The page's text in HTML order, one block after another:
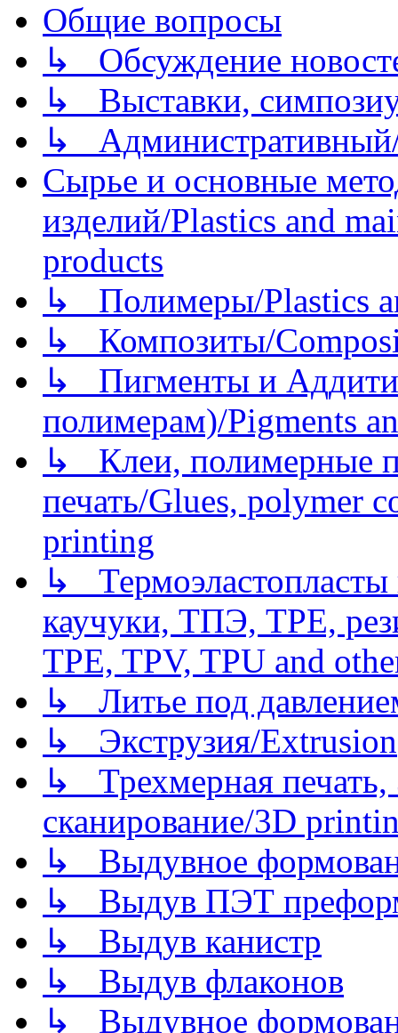
Общие вопросы
↳ Обсуждение
↳ Выставки,
↳
Сырье и основные
изделий/Plastics and
products
↳ Полимеры/Plastics
↳ Композиты/
↳ Пигменты и
полимерам)/Pigments
↳ Клеи, полимерные
печать/Glues, polymer
printing
↳
каучуки, ТПЭ, TPE,
TPE, TPV, TPU and
↳ Литье под
↳ Экструзия/Extrusion
↳ Трехмерная
сканирование/3D
↳ Выдувное
↳ Выдув ПЭТ
↳ Выдув канистр
↳ Выдув флаконов
↳ Выдувное